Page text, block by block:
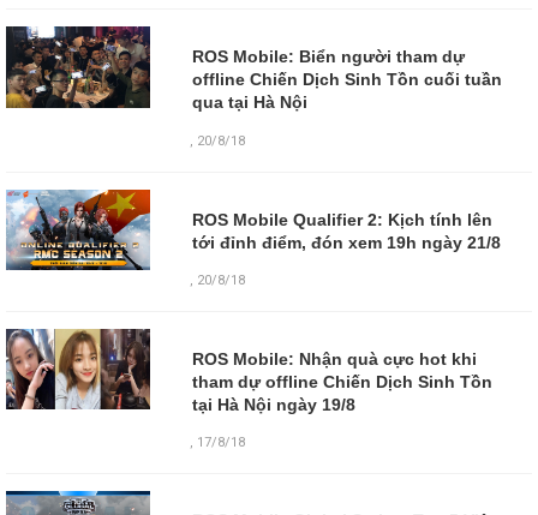
ROS Mobile: Biển người tham dự
offline Chiến Dịch Sinh Tồn cuối tuần
qua tại Hà Nội
20/8/18
ROS Mobile Qualifier 2: Kịch tính lên
tới đỉnh điểm, đón xem 19h ngày 21/8
, 20/8/18
ROS Mobile: Nhận quà cực hot khi
tham dự offline Chiến Dịch Sinh Tồn
tại Hà Nội ngày 19/8
, 17/8/18